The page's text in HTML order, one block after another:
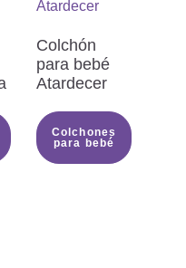
Colchón
para bebé
Atardecer
Colchones
para bebé